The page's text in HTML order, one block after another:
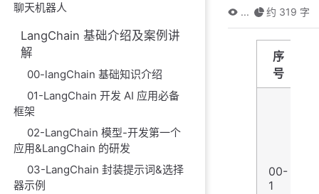
聊天机器人
LangChain 基础介绍及案例讲
解
00-langChain 基础知识介绍
01-LangChain 开发 AI 应用必备
框架
02-LangChain 模型-开发第一个
应用&LangChain 的研发
03-LangChain 封装提示词&选择
器示例
...
约 319 字
序
号
00-
1